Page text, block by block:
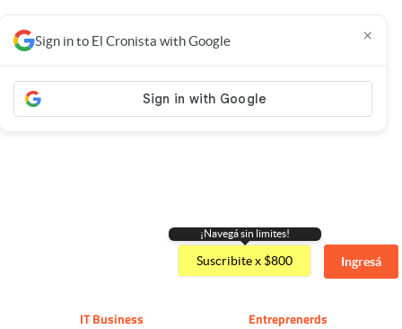
¡Navegá sin limites!
Suscribite x $800 Ingresá
IT Business Entreprenerds
Sign in to El Cronista with Google ×